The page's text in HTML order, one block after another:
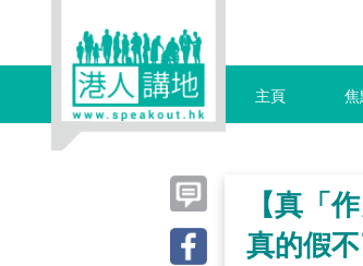
主頁 焦
【真「
真的假